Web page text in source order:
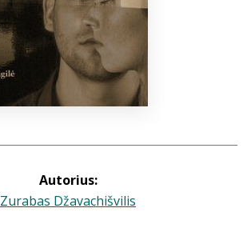
Autorius:
Zurabas Džavachišvilis